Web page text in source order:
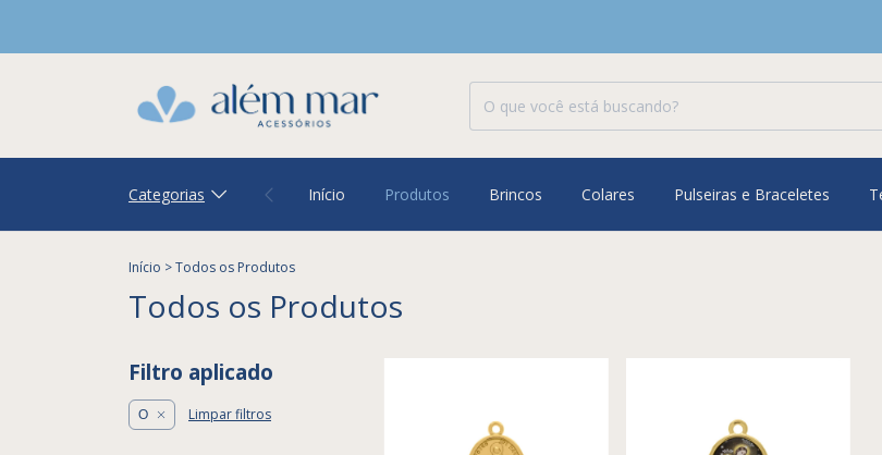
Categorias Início Produtos Brincos Colares Pulseiras e Braceletes
Início >Todos os Produtos
Todos os Produtos
Filtro aplicado
O Limpar filtros